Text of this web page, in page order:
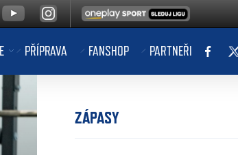
PŘÍPRAVA FANSHOP PARTNEŘI
ZÁPASY